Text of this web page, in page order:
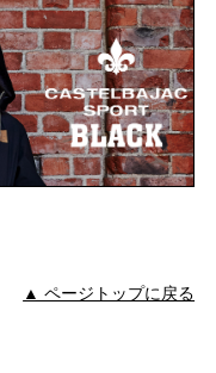
▲ ページトップに戻る